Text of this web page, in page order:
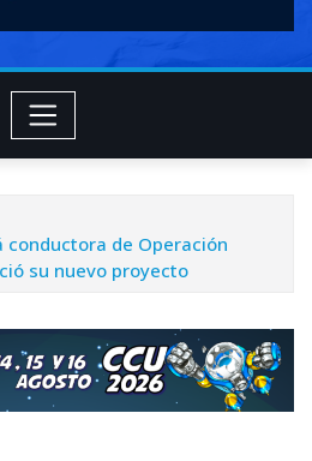
conductora de Operación
su nuevo proyecto